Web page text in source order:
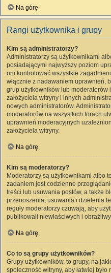
Na górę
Rangi użytkownika i grupy
Kim są administratorzy?
Administratorzy są użytkownikami
posiadającymi najwyższy poziom
oni kontrolować wszystkie
włącznie z nadawaniem uprawnień,
grup użytkowników lub moderatorów
założyciela witryny i innych
nowych administratorów.
moderatorów na wszystkich forach
uprawnień moderacyjnych
założyciela witryny.
Na górę
Kim są moderatorzy?
Moderatorzy są użytkownikami albo
zadaniem jest codzienne
treści lub usuwania postów, a także
przenoszenia, usuwania i dzielenia
reguły moderatorzy czuwają, aby
publikowali niewłaściwych i
Na górę
Co to są grupy użytkowników?
Grupy użytkowników, to grupy, na
społeczność witryny, aby łatwiej